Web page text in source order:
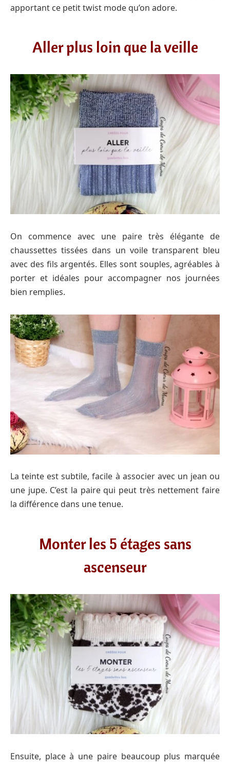
apportant ce petit twist mode qu’on adore.
Aller plus loin que la veille
On commence avec une paire très élégante de
chaussettes tissées dans un voile transparent bleu
avec des fils argentés. Elles sont souples, agréables à
porter et idéales pour accompagner nos journées
bien remplies.
La teinte est subtile, facile à associer avec un jean ou
une jupe. C’est la paire qui peut très nettement faire
la différence dans une tenue.
Monter les 5 étages sans
ascenseur
Ensuite, place à une paire beaucoup plus marquée